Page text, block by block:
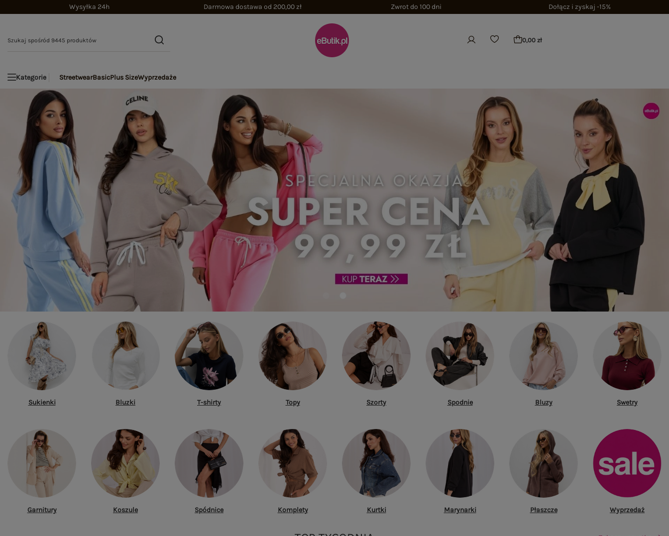
Wysyłka 24h Darmowa dostawa od 200,00 zł Zwrot do 100 dni Dołącz i zyskaj -15%
0,00 zł
Kategorie StreetwearBasicPlus SizeWyprzedaże
Sukienki Bluzki T-shirty Topy Szorty Spodnie Bluzy Swetry
Garnitury Koszule Spódnice Komplety Kurtki Marynarki Płaszcze Wyprzedaż